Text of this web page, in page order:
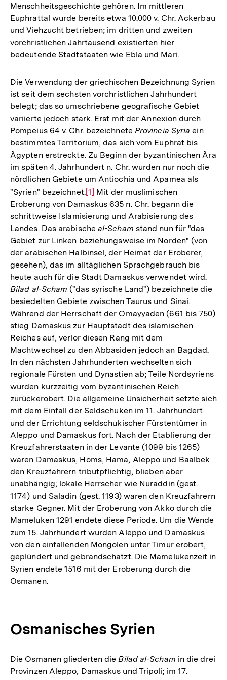
Menschheitsgeschichte gehören. Im mittleren
Euphrattal wurde bereits etwa 10.000 v. Chr. Ackerbau
und Viehzucht betrieben; im dritten und zweiten
vorchristlichen Jahrtausend existierten hier
bedeutende Stadtstaaten wie Ebla und Mari.
Die Verwendung der griechischen Bezeichnung Syrien
ist seit dem sechsten vorchristlichen Jahrhundert
belegt; das so umschriebene geografische Gebiet
variierte jedoch stark. Erst mit der Annexion durch
Pompeius 64 v. Chr. bezeichnete Provincia Syria ein
bestimmtes Territorium, das sich vom Euphrat bis
Ägypten erstreckte. Zu Beginn der byzantinischen Ära
im späten 4. Jahrhundert n. Chr. wurden nur noch die
nördlichen Gebiete um Antiochia und Apamea als
"Syrien" bezeichnet.Zur
Auflösung
der
Fußnote
[1] Mit der muslimischen
Eroberung von Damaskus 635 n. Chr. begann die
schrittweise Islamisierung und Arabisierung des
Landes. Das arabische al-Scham stand nun für "das
Gebiet zur Linken beziehungsweise im Norden" (von
der arabischen Halbinsel, der Heimat der Eroberer,
gesehen), das im alltäglichen Sprachgebrauch bis
heute auch für die Stadt Damaskus verwendet wird.
Bilad al-Scham ("das syrische Land") bezeichnete die
besiedelten Gebiete zwischen Taurus und Sinai.
Während der Herrschaft der Omayyaden (661 bis 750)
stieg Damaskus zur Hauptstadt des islamischen
Reiches auf, verlor diesen Rang mit dem
Machtwechsel zu den Abbasiden jedoch an Bagdad.
In den nächsten Jahrhunderten wechselten sich
regionale Fürsten und Dynastien ab; Teile Nordsyriens
wurden kurzzeitig vom byzantinischen Reich
zurückerobert. Die allgemeine Unsicherheit setzte sich
mit dem Einfall der Seldschuken im 11. Jahrhundert
und der Errichtung seldschukischer Fürstentümer in
Aleppo und Damaskus fort. Nach der Etablierung der
Kreuzfahrerstaaten in der Levante (1099 bis 1265)
waren Damaskus, Homs, Hama, Aleppo und Baalbek
den Kreuzfahrern tributpflichtig, blieben aber
unabhängig; lokale Herrscher wie Nuraddin (gest.
1174) und Saladin (gest. 1193) waren den Kreuzfahrern
starke Gegner. Mit der Eroberung von Akko durch die
Mameluken 1291 endete diese Periode. Um die Wende
zum 15. Jahrhundert wurden Aleppo und Damaskus
von den einfallenden Mongolen unter Timur erobert,
geplündert und gebrandschatzt. Die Mamelukenzeit in
Syrien endete 1516 mit der Eroberung durch die
Osmanen.
Osmanisches Syrien
Die Osmanen gliederten die Bilad al-Scham in die drei
Provinzen Aleppo, Damaskus und Tripoli; im 17.